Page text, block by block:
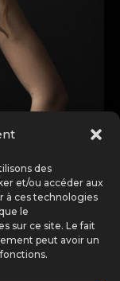
des
et/ou accéder aux
à ces technologies
le
sur ce site. Le fait
peut avoir un